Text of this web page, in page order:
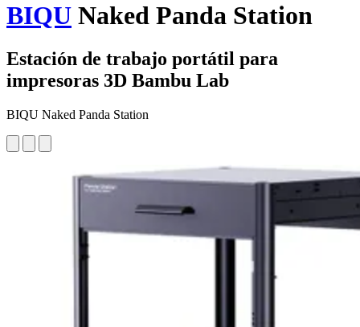
BIQU Naked Panda Station
Estación de trabajo portátil para
impresoras 3D Bambu Lab
BIQU Naked Panda Station